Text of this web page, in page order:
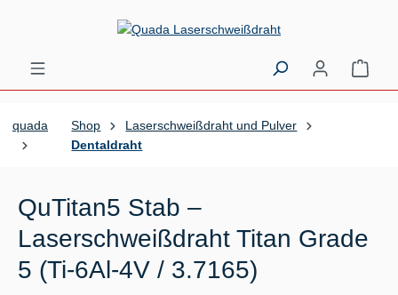
Zum Hauptinhalt springen
quada Shop
Laserschweißdraht und Pulver
Dentaldraht
QuTitan5 Stab –
Laserschweißdraht Titan Grade
5 (Ti-6Al-4V / 3.7165)